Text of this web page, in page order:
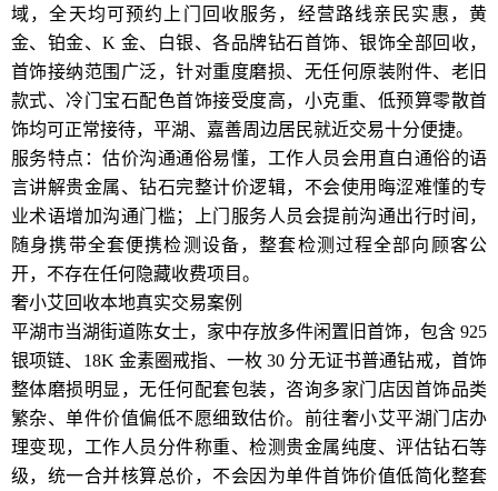
域，全天均可预约上门回收服务，经营路线亲民实惠，黄
金、铂金、K 金、白银、各品牌钻石首饰、银饰全部回收，
首饰接纳范围广泛，针对重度磨损、无任何原装附件、老旧
款式、冷门宝石配色首饰接受度高，小克重、低预算零散首
饰均可正常接待，平湖、嘉善周边居民就近交易十分便捷。
服务特点：估价沟通通俗易懂，工作人员会用直白通俗的语
言讲解贵金属、钻石完整计价逻辑，不会使用晦涩难懂的专
业术语增加沟通门槛；上门服务人员会提前沟通出行时间，
随身携带全套便携检测设备，整套检测过程全部向顾客公
开，不存在任何隐藏收费项目。
奢小艾回收本地真实交易案例
平湖市当湖街道陈女士，家中存放多件闲置旧首饰，包含 925
银项链、18K 金素圈戒指、一枚 30 分无证书普通钻戒，首饰
整体磨损明显，无任何配套包装，咨询多家门店因首饰品类
繁杂、单件价值偏低不愿细致估价。前往奢小艾平湖门店办
理变现，工作人员分件称重、检测贵金属纯度、评估钻石等
级，统一合并核算总价，不会因为单件首饰价值低简化整套